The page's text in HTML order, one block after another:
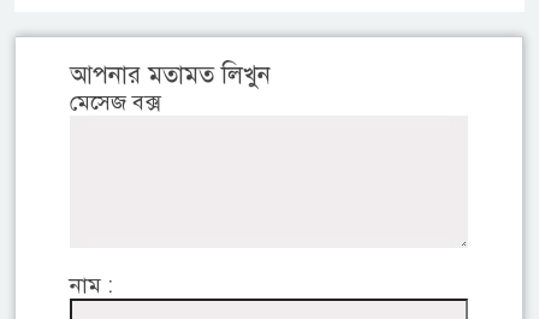
আপনার মতামত লিখুন
মেসেজ বক্স
নাম :